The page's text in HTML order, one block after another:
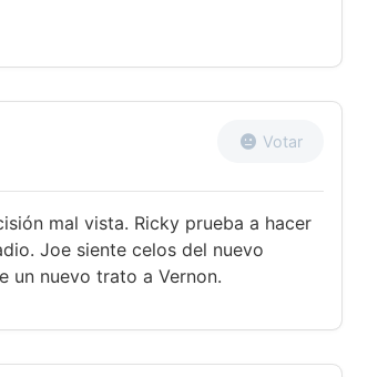
Votar
mal vista. Ricky prueba a hacer
Joe siente celos del nuevo
un nuevo trato a Vernon.